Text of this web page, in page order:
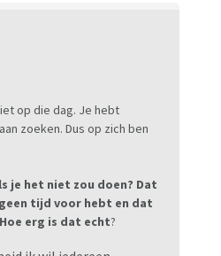
op die dag. Je hebt
zoeken. Dus op zich ben
je het niet zou doen? Dat
tijd voor hebt en dat
erg is dat echt?